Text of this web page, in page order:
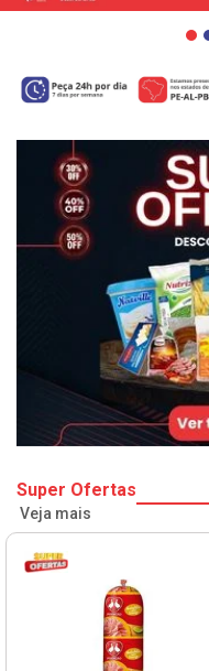
Super Ofertas
Veja mais